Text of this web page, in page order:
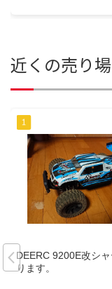
近くの売り
DEERC 9200E改シ
ります。